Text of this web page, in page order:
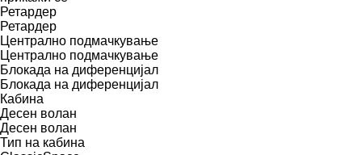
Ретардер
Ретардер
Централно подмачкување
Централно подмачкување
Блокада на диференцијал
Блокада на диференцијал
Кабина
Десен волан
Десен волан
Тип на кабина